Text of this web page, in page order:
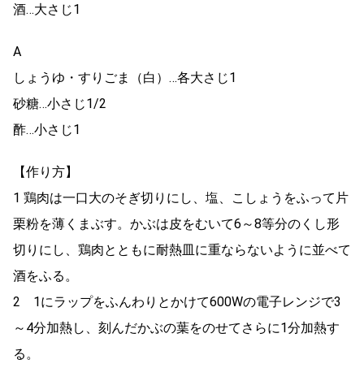
酒…大さじ1
A
しょうゆ・すりごま（白）…各大さじ1
砂糖…小さじ1/2
酢…小さじ1
【作り方】
1 鶏肉は一口大のそぎ切りにし、塩、こしょうをふって片
栗粉を薄くまぶす。かぶは皮をむいて6～8等分のくし形
切りにし、鶏肉とともに耐熱皿に重ならないように並べて
酒をふる。
2 1にラップをふんわりとかけて600Wの電子レンジで3
～4分加熱し、刻んだかぶの葉をのせてさらに1分加熱す
る。